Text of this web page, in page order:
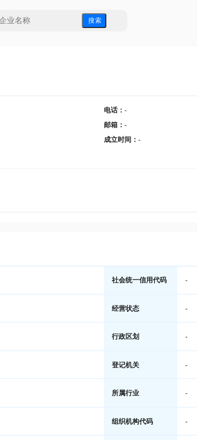
搜 索
电话： -
邮箱 ： -
成立时间 ： -
社会统一信用代码 -
经营状态 -
行政区划 -
登记机关 -
所属行业 -
组织机构代码 -